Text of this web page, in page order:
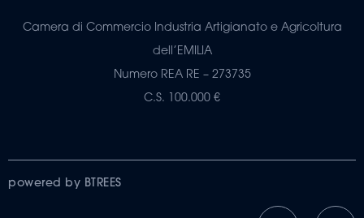
Camera di Commercio Industria Artigianato e Agricoltura
dell’EMILIA
Numero REA RE – 273735
C.S. 100.000 €
powered by BTREES